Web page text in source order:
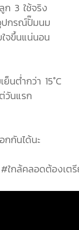
3 ใช้จริง
ปกรณ์ปั๊มนม
จขึ้นแน่นอน
นต่ำกว่า 15°C
วันแรก
กันได้นะ
กล้คลอดต้องเตรี